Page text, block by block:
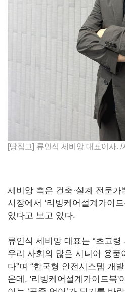
[땅집고] 류인식 세비앙 대표이사. /
세비앙 측은 건축·설계 전문
시장에서 ‘리빙케어설계가이
있다고 보고 있다.
류인식 세비앙 대표는 “초고
우리 사회의 많은 시니어 용품
다”며 “한국형 안전시스템 개
운데, '리빙케어설계가이드북'